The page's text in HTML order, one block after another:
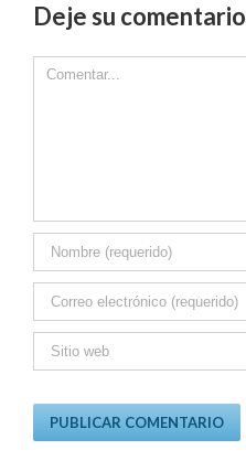
Deje su comentario
Comment